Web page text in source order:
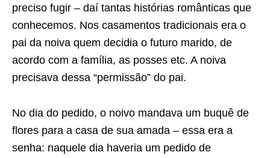
preciso fugir – daí tantas histórias românticas que
conhecemos. Nos casamentos tradicionais era o
pai da noiva quem decidia o futuro marido, de
acordo com a família, as posses etc. A noiva
precisava dessa “permissão” do pai.
No dia do pedido, o noivo mandava um buquê de
flores para a casa de sua amada – essa era a
senha: naquele dia haveria um pedido de